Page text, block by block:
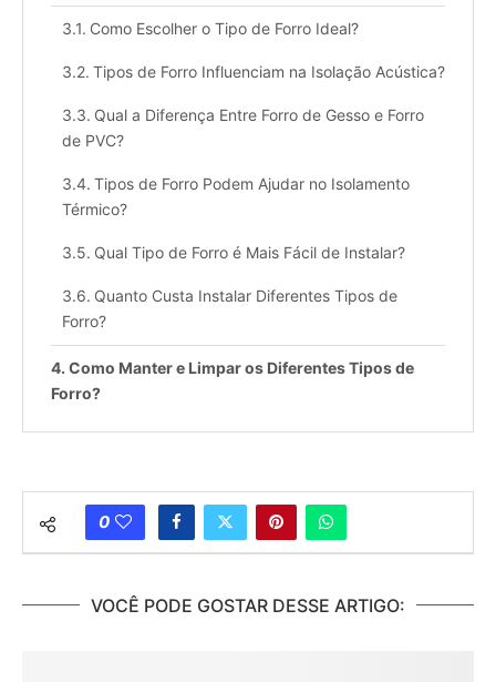
Como Escolher o Tipo de Forro Ideal?
Tipos de Forro Influenciam na Isolação Acústica?
Qual a Diferença Entre Forro de Gesso e Forro
de PVC?
Tipos de Forro Podem Ajudar no Isolamento
Térmico?
Qual Tipo de Forro é Mais Fácil de Instalar?
Quanto Custa Instalar Diferentes Tipos de
Forro?
Como Manter e Limpar os Diferentes Tipos de
Forro?
0
VOCÊ PODE GOSTAR DESSE ARTIGO: